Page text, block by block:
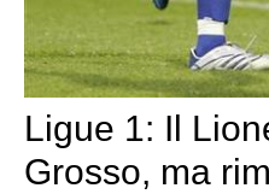
Ligue 1: Il
Grosso, ma